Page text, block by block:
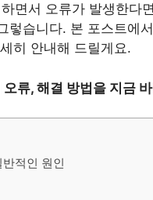
면서 오류가 발생한다
렇습니다. 본 포스트에
히 안내해 드릴게요.
류, 해결 방법을 지금
적인 원인